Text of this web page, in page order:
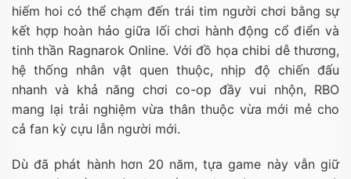
hiếm hoi có thể chạm đến trái tim người chơi bằng sự
kết hợp hoàn hảo giữa lối chơi hành động cổ điển và
tinh thần Ragnarok Online. Với đồ họa chibi dễ thương,
hệ thống nhân vật quen thuộc, nhịp độ chiến đấu
nhanh và khả năng chơi co-op đầy vui nhộn, RBO
mang lại trải nghiệm vừa thân thuộc vừa mới mẻ cho
cả fan kỳ cựu lẫn người mới.
Dù đã phát hành hơn 20 năm, tựa game này vẫn giữ